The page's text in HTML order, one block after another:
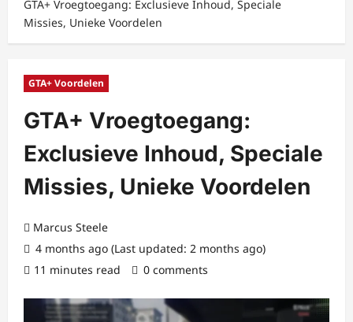
GTA+ Vroegtoegang: Exclusieve Inhoud, Speciale
Missies, Unieke Voordelen
GTA+ Voordelen
GTA+ Vroegtoegang:
Exclusieve Inhoud, Speciale
Missies, Unieke Voordelen
Marcus Steele
4 months ago (Last updated: 2 months ago)
11 minutes read
0 comments